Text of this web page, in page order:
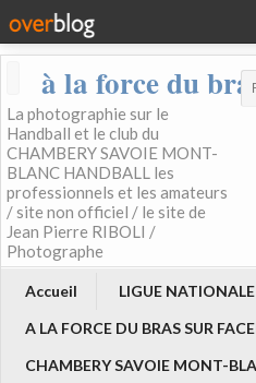
à la force du
La photographie sur le
Handball et le club du
CHAMBERY SAVOIE MONT-
BLANC HANDBALL les
professionnels et les amateurs
/ site non officiel / le site de
Jean Pierre RIBOLI /
Photographe
Accueil
LIGUE
A LA FORCE DU BRAS SUR
CHAMBERY SAVOIE MONT-